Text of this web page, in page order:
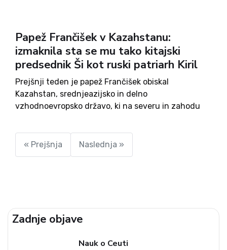
Papež Frančišek v Kazahstanu:
izmaknila sta se mu tako kitajski
predsednik Ši kot ruski patriarh Kiril
Prejšnji teden je papež Frančišek obiskal
Kazahstan, srednjeazijsko in delno
vzhodnoevropsko državo, ki na severu in zahodu
največja celinska država na svetu, po površini
največja in najsevernejša država z muslimansko...
« Prejšnja Naslednja »
Zadnje objave
Nauk o Ceuti